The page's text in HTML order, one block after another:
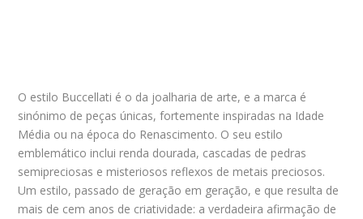
O estilo Buccellati é o da joalharia de arte, e a marca é
sinónimo de peças únicas, fortemente inspiradas na Idade
Média ou na época do Renascimento. O seu estilo
emblemático inclui renda dourada, cascadas de pedras
semipreciosas e misteriosos reflexos de metais preciosos.
Um estilo, passado de geração em geração, e que resulta de
mais de cem anos de criatividade: a verdadeira afirmação de